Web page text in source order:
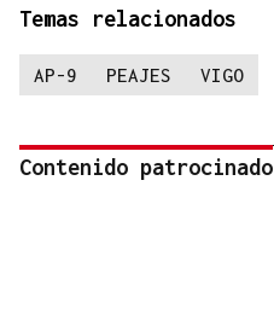
Temas relacionados
AP-9 PEAJES VIGO
Contenido patrocinado